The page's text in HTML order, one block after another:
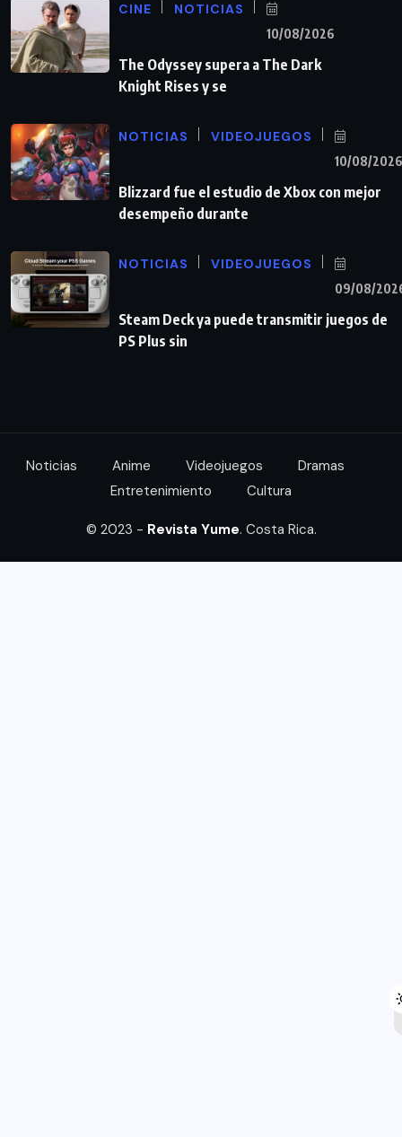
CINE NOTICIAS
10/08/2026
The Odyssey supera a The Dark
Knight Rises y se
NOTICIAS VIDEOJUEGOS
10/08/2026
Blizzard fue el estudio de Xbox con mejor
desempeño durante
NOTICIAS VIDEOJUEGOS
09/08/
Steam Deck ya puede transmitir juegos de
PS Plus sin
Noticias Anime Videojuegos
Dramas
Entretenimiento
Cultura
© 2023 - Revista Yume. Costa Rica.